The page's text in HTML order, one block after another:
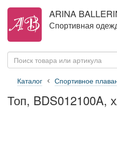
ARINA
Спортивная
Каталог Спортивное
Топ, BDS012100A,